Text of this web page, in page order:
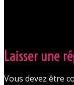
Laisser une
Vous devez être